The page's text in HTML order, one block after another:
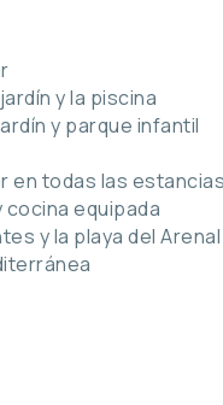
y la piscina
y parque infantil
en todas las estancias
equipada
y la playa del Arenal